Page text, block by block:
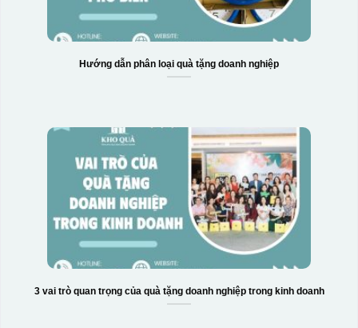
Hướng dẫn phân loại quà tặng doanh nghiệp
3 vai trò quan trọng của quà tặng doanh nghiệp trong kinh doanh